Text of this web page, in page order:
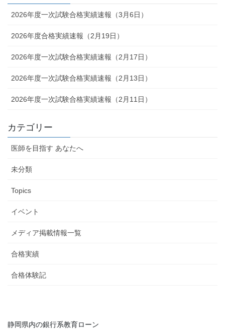
2026年度一次試験合格実績速報（3月6日）
2026年度合格実績速報（2月19日）
2026年度一次試験合格実績速報（2月17日）
2026年度一次試験合格実績速報（2月13日）
2026年度一次試験合格実績速報（2月11日）
カテゴリー
医師を目指す あなたへ
未分類
Topics
イベント
メディア掲載情報一覧
合格実績
合格体験記
静岡県内の銀行系教育ローン